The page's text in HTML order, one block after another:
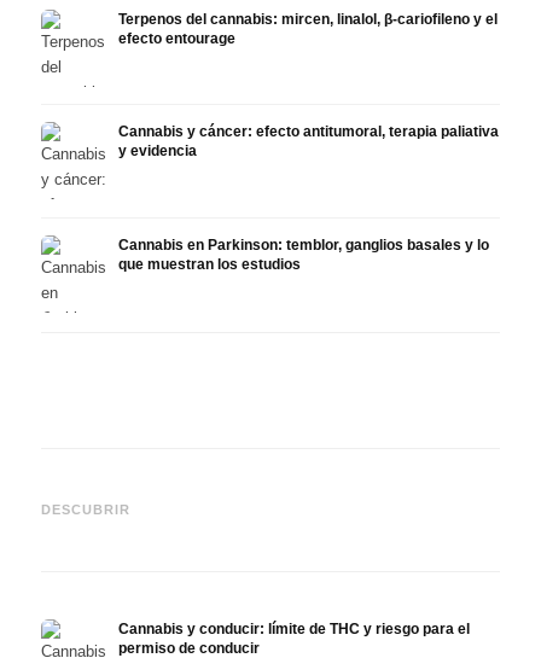
Terpenos del cannabis: mircen, linalol, β-cariofileno y el
efecto entourage
Cannabis y cáncer: efecto antitumoral, terapia paliativa
y evidencia
Cannabis en Parkinson: temblor, ganglios basales y lo
que muestran los estudios
DESCUBRIR
automedición y lo que
Cannabis y conducir: límite de THC y riesgo para el
permiso de conducir